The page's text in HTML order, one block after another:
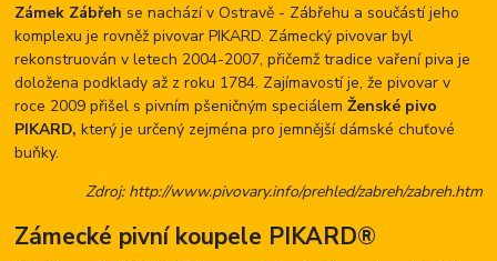
Zámek Zábřeh se nachází v Ostravě - Zábřehu a součástí jeho
komplexu je rovněž pivovar PIKARD. Zámecký pivovar byl
rekonstruován v letech 2004-2007, přičemž tradice vaření piva je
doložena podklady až z roku 1784. Zajímavostí je, že pivovar v
roce 2009 přišel s pivním pšeničným speciálemŽenské pivo
PIKARD, který je určený zejména pro jemnější dámské chuťové
buňky.
Zdroj: http://www.pivovary.info/prehled/zabreh/zabreh.htm
Zámecké pivní koupele PIKARD®